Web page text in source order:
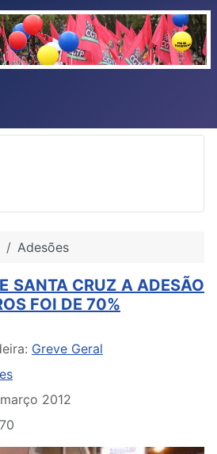
Adesões
SANTA CRUZ A ADESÃO
FOI DE 70%
Greve Geral
2012